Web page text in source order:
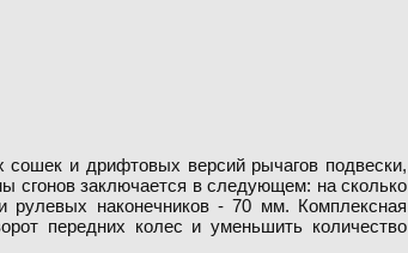
и дрифтовых версий рычагов подвески,
сгонов заключается в следующем: на сколько
рулевых наконечников - 70 мм. Комплексная
передних колес и уменьшить количество